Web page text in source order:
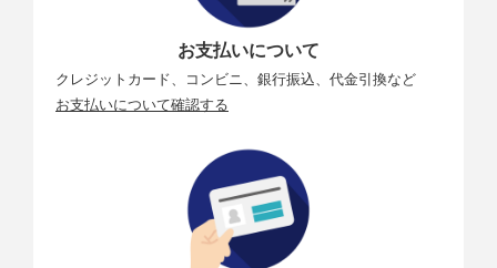
お支払いについて
クレジットカード、コンビニ、銀行振込、代金引換など
お支払いについて確認する